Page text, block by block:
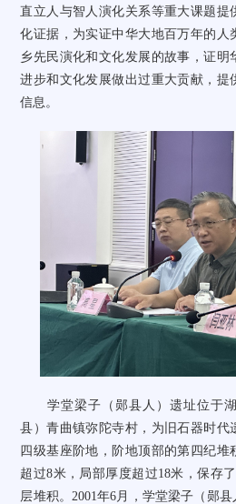
直立人与智人演化关系等重大课题提
化证据，为实证中华大地百万年的人
乡先民演化和文化发展的故事，证明
进步和文化发展做出过重大贡献，提
信息。
学堂梁子（郧县人）遗址位于
县）青曲镇弥陀寺村，为旧石器时代
四级基座阶地，阶地顶部的第四纪堆
超过8米，局部厚度超过18米，保存了
层堆积。 2001年6 月，学堂梁子（郧